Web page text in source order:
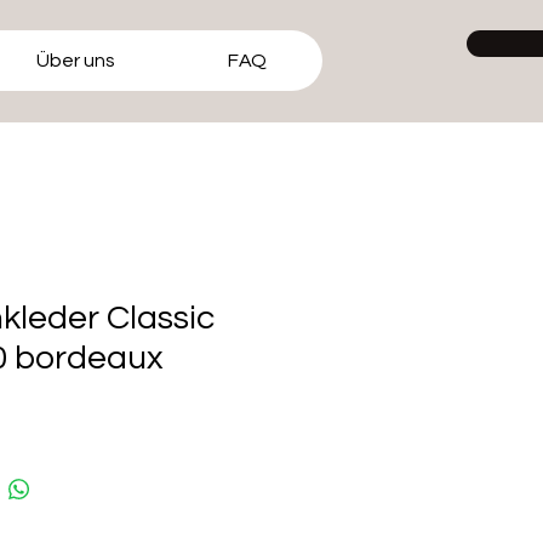
Über uns FAQ
Classic
bordeaux